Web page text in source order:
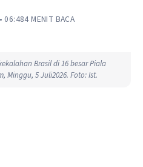
06:484 MENIT BACA
Brasil di 16 besar Piala
Minggu, 5 Juli2026. Foto: Ist.